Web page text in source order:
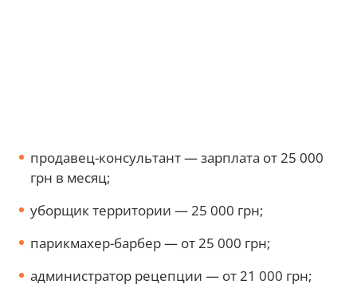
продавец-консультант — зарплата от 25 000
грн в месяц;
уборщик территории — 25 000 грн;
парикмахер-барбер — от 25 000 грн;
администратор рецепции — от 21 000 грн;